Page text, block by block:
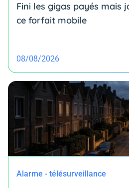
Fini les gigas payés mais
ce forfait mobile
08/08/2026
Alarme - télésurveillance